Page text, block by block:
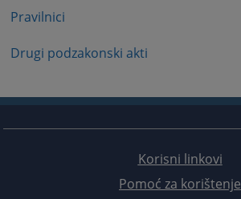
Pravilnici
Drugi podzakonski akti
Korisni linkovi
Pomoć za korištenje